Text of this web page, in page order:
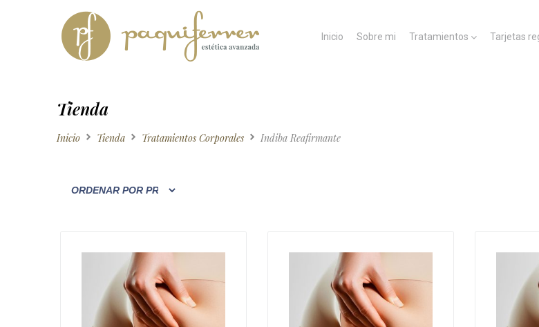
Inicio Sobre mi Tratamientos Tarjetas
Tienda
Inicio Tienda Tratamientos Corporales Indiba Reafirmante